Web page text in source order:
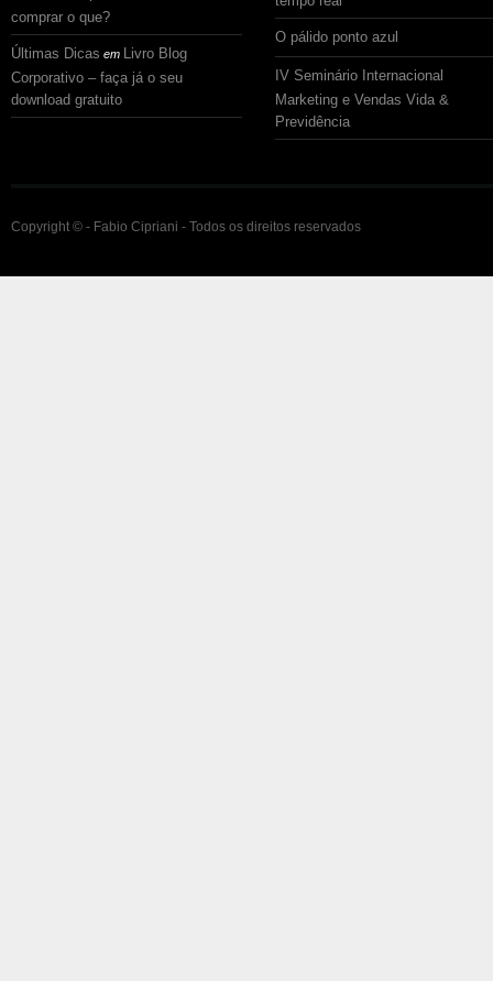
comprar o que?
Últimas Dicas em Livro Blog
Corporativo – faça já o seu
download gratuito
O pálido ponto azul
IV Seminário Internacional
Marketing e Vendas Vida &
Previdência
Copyright © - Fabio Cipriani - Todos os direitos reservados